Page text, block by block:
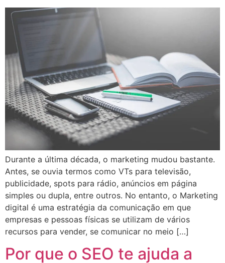
Durante a última década, o marketing mudou bastante.
Antes, se ouvia termos como VTs para televisão,
publicidade, spots para rádio, anúncios em página
simples ou dupla, entre outros. No entanto, o Marketing
digital é uma estratégia da comunicação em que
empresas e pessoas físicas se utilizam de vários
recursos para vender, se comunicar no meio […]
Por que o SEO te ajuda a